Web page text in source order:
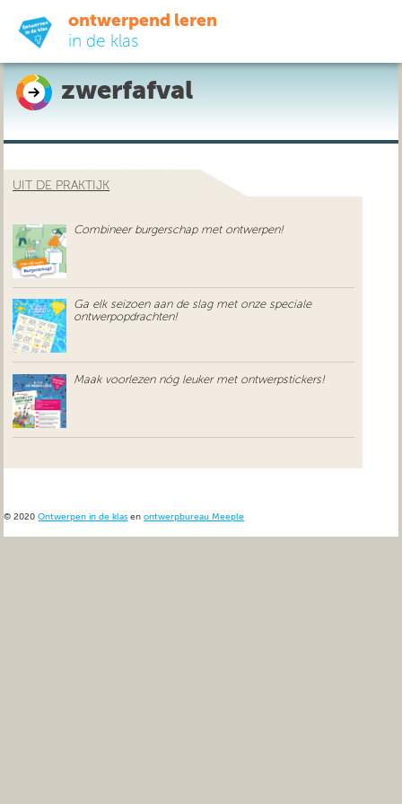
ontwerpend leren
in de klas
ready-to-go
do-it-yourself
uit de praktijk
over ons
zwerfafval
UIT DE PRAKTIJK
Combineer burgerschap met ontwerpen!
Ga elk seizoen aan de slag met onze speciale
ontwerpopdrachten!
Maak voorlezen nóg leuker met ontwerpstickers!
© 2020Ontwerpen in de klas enontwerpbureau Meeple